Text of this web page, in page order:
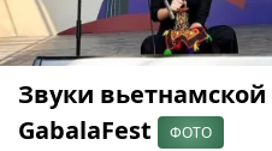
Звуки
GabalaFest
ФОТО